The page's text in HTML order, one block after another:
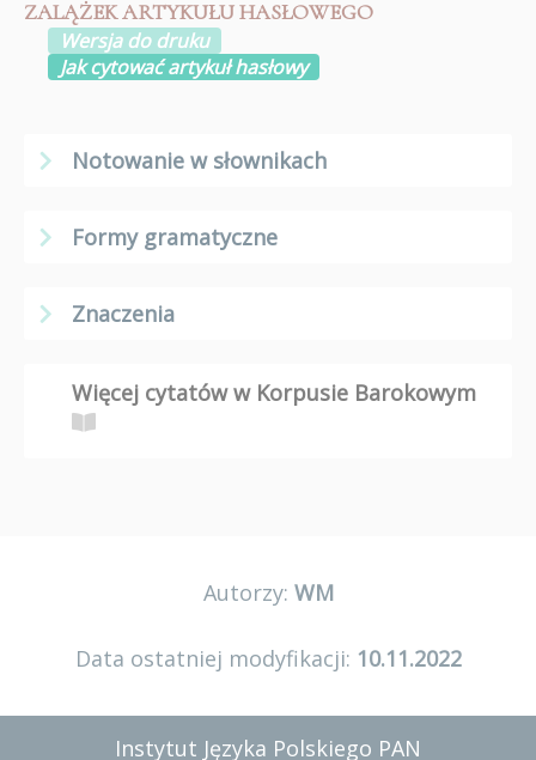
ZALĄŻEK ARTYKUŁU HASŁOWEGO
Wersja do druku
Jak cytować artykuł hasłowy
Notowanie w słownikach
Formy gramatyczne
Znaczenia
Więcej cytatów w Korpusie Barokowym
Autorzy: WM
Data ostatniej modyfikacji: 10.11.2022
Instytut Języka Polskiego PAN